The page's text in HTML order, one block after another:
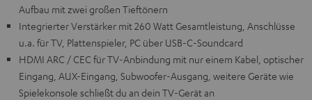
Aufbau mit zwei großen Tieftönern
Integrierter Verstärker mit 260 Watt Gesamtleistung, Anschlüsse
u.a. für TV, Plattenspieler, PC über USB-C-Soundcard
HDMI ARC / CEC für TV-Anbindung mit nur einem Kabel, optischer
Eingang, AUX-Eingang, Subwoofer-Ausgang, weitere Geräte wie
Spielekonsole schließt du an dein TV-Gerät an